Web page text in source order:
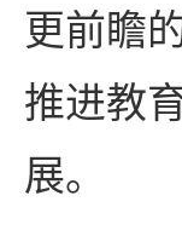
更前瞻
推进教
展。